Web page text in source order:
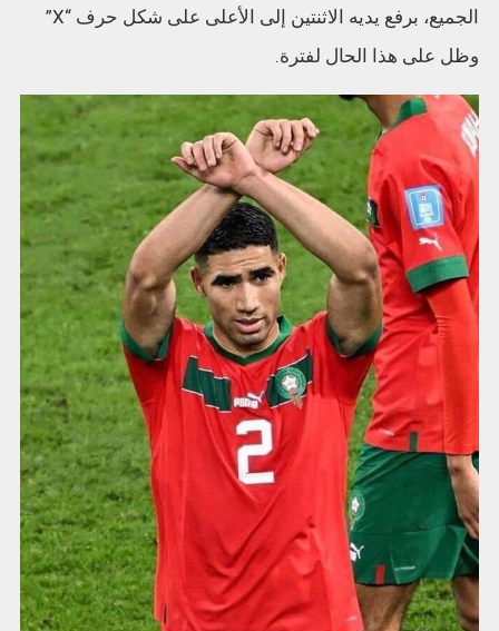
الجميع، برفع يديه الاثنتين إلى الأعلى على شكل حرف “X”
وظل على هذا الحال لفترة.